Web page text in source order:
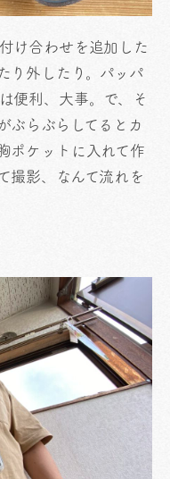
け合わせを追加した
り外したり。パッパ
便利、大事。で、そ
ぶらぶらしてるとカ
ポケットに入れて作
撮影、なんて流れを